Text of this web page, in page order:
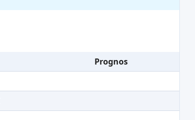
Prognos